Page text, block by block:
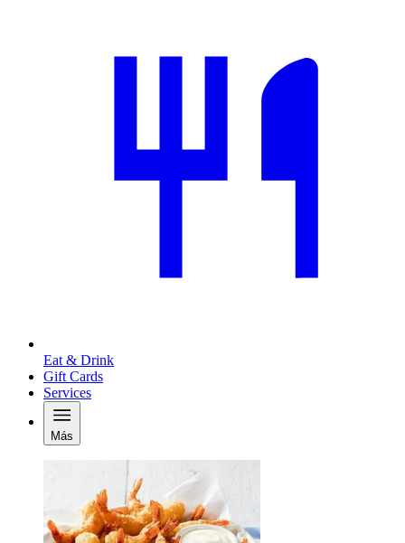
Eat & Drink
Gift Cards
Services
Más